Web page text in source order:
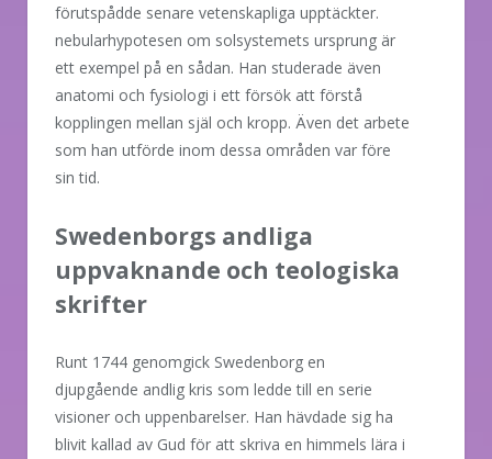
förutspådde senare vetenskapliga upptäckter.
nebularhypotesen om solsystemets ursprung är
ett exempel på en sådan. Han studerade även
anatomi och fysiologi i ett försök att förstå
kopplingen mellan själ och kropp. Även det arbete
som han utförde inom dessa områden var före
sin tid.
Swedenborgs andliga
uppvaknande och teologiska
skrifter
Runt 1744 genomgick Swedenborg en
djupgående andlig kris som ledde till en serie
visioner och uppenbarelser. Han hävdade sig ha
blivit kallad av Gud för att skriva en himmels lära i